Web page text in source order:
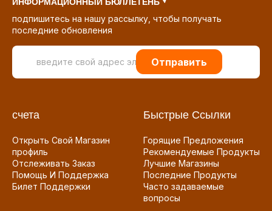
подпишитесь на нашу рассылку, чтобы получать
последние обновления
Отправить
счета
Открыть Свой Магазин
профиль
Отслеживать Заказ
Помощь И Поддержка
Билет Поддержки
Быстрые Ссылки
Горящие Предложения
Рекомендуемые Продукты
Лучшие Магазины
Последние Продукты
Часто задаваемые
вопросы